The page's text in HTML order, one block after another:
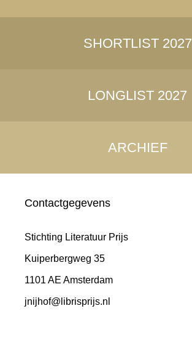
SHORTLIST 2027
LONGLIST 2027
ARCHIEF
Contactgegevens
Stichting Literatuur Prijs
Kuiperbergweg 35
1101 AE Amsterdam
jnijhof@librisprijs.nl